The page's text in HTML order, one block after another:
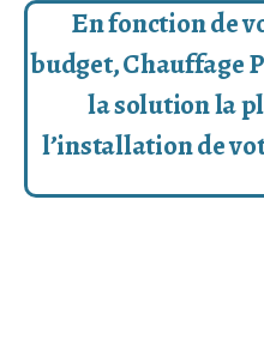
En fonction de
budget, Chauffage
la solution la
l’installation de